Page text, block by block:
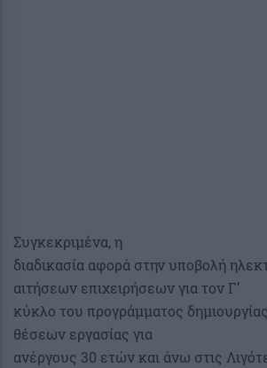
Συγκεκριμένα, η
διαδικασία αφορά στην υποβολή
αιτήσεων επιχειρήσεων για τον Γ’
κύκλο του προγράμματος
θέσεων εργασίας για
ανέργους 30 ετών και άνω στις